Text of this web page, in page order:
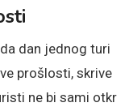
dan jednog turi
prošlosti, skrive
ne bi sami otkr